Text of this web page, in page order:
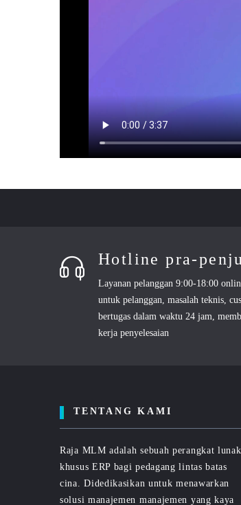
Hotline pra-
Layanan pelanggan 9:00-18:00
untuk pelanggan, masalah teknis,
bertugas dalam waktu 24 jam,
kerja penyelesaian
TENTANG KAMI
Raja MLM adalah sebuah perangkat lunak
khusus ERP bagi pedagang lintas batas
cina. Didedikasikan untuk menawarkan
solusi manajemen manajemen yang kaya